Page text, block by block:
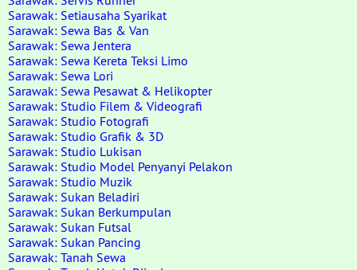
Sarawak: Setiausaha Syarikat
Sarawak: Sewa Bas & Van
Sarawak: Sewa Jentera
Sarawak: Sewa Kereta Teksi Limo
Sarawak: Sewa Lori
Sarawak: Sewa Pesawat & Helikopter
Sarawak: Studio Filem & Videografi
Sarawak: Studio Fotografi
Sarawak: Studio Grafik & 3D
Sarawak: Studio Lukisan
Sarawak: Studio Model Penyanyi Pelakon
Sarawak: Studio Muzik
Sarawak: Sukan Beladiri
Sarawak: Sukan Berkumpulan
Sarawak: Sukan Futsal
Sarawak: Sukan Pancing
Sarawak: Tanah Sewa